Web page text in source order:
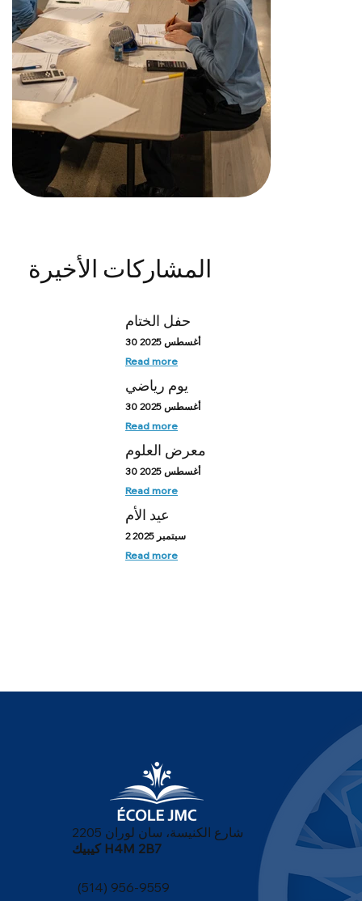
المشاركات الأخيرة
حفل الختام
30 أغسطس 2025
Read more
يوم رياضي
30 أغسطس 2025
Read more
معرض العلوم
30 أغسطس 2025
Read more
عيد الأم
2 سبتمبر 2025
Read more
2205 شارع الكنيسة، سان لوران
كيبيك H4M 2B7
(514) 956-9559